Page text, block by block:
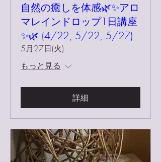
自然の癒しを体感🌿✨アロ
マレインドロップ1日講座
✨🌿 (4/22, 5/22, 5/27)
5月27日(火)
もっと見る
詳細